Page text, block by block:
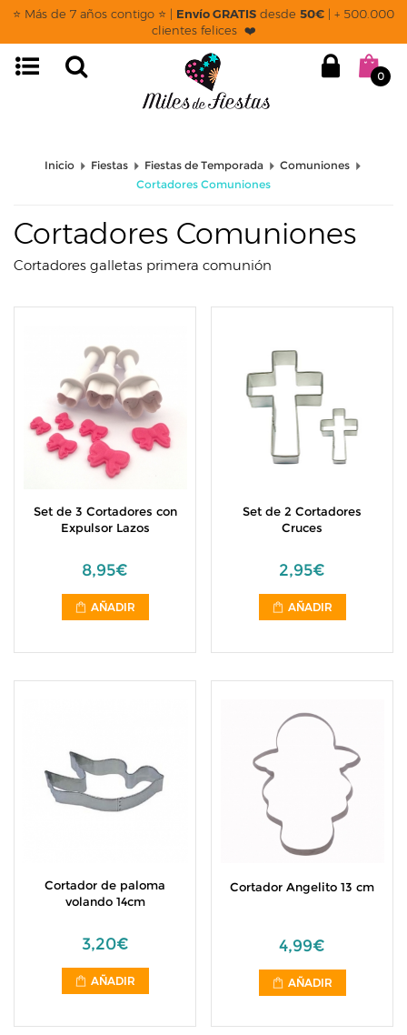
⭐ Más de 7 años contigo ⭐ | Envío GRATIS desde 50€ | + 500.000
clientes felices ❤️
0
page: listado
Inicio Fiestas Fiestas de Temporada
Comuniones
Cortadores Comuniones
Cortadores Comuniones
Cortadores galletas primera comunión
Set de 3 Cortadores con
Expulsor Lazos
8,95€
AÑADIR
Set de 2 Cortadores
Cruces
2,95€
AÑADIR
Cortador de paloma
volando 14cm
3,20€
AÑADIR
Cortador Angelito 13 cm
4,99€
AÑADIR